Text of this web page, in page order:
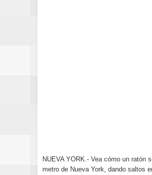
NUEVA YORK.- Vea cómo un ratón
metro de Nueva York, dando saltos